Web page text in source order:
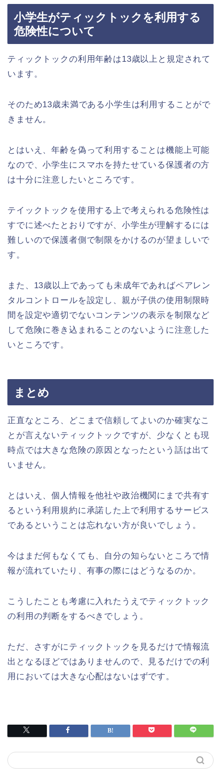
小学生がティックトックを利用する
危険性について
ティックトックの利用年齢は13歳以上と規定されて
います。
そのため13歳未満である小学生は利用することがで
きません。
とはいえ、年齢を偽って利用することは機能上可能
なので、小学生にスマホを持たせている保護者の方
は十分に注意したいところです。
テイックトックを使用する上で考えられる危険性は
すでに述べたとおりですが、小学生が理解するには
難しいので保護者側で制限をかけるのが望ましいで
す。
また、13歳以上であっても未成年であればペアレン
タルコントロールを設定し、親が子供の使用制限時
間を設定や適切でないコンテンツの表示を制限など
して危険に巻き込まれることのないように注意した
いところです。
まとめ
正直なところ、どこまで信頼してよいのか確実なこ
とが言えないティックトックですが、少なくとも現
時点では大きな危険の原因となったという話は出て
いません。
とはいえ、個人情報を他社や政治機関にまで共有す
るという利用規約に承諾した上で利用するサービス
であるということは忘れない方が良いでしょう。
今はまだ何もなくても、自分の知らないところで情
報が流れていたり、有事の際にはどうなるのか。
こうしたことも考慮に入れたうえでティックトック
の利用の判断をするべきでしょう。
ただ、さすがにティックトックを見るだけで情報流
出となるほどではありませんので、見るだけでの利
用においては大きな心配はないはずです。